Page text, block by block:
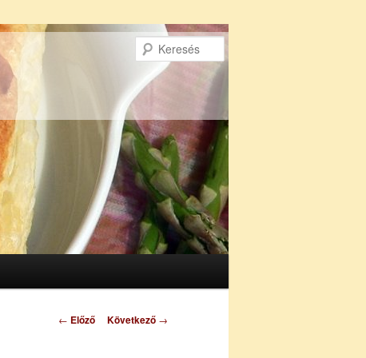
Bejegyzés
← Előző Következő →